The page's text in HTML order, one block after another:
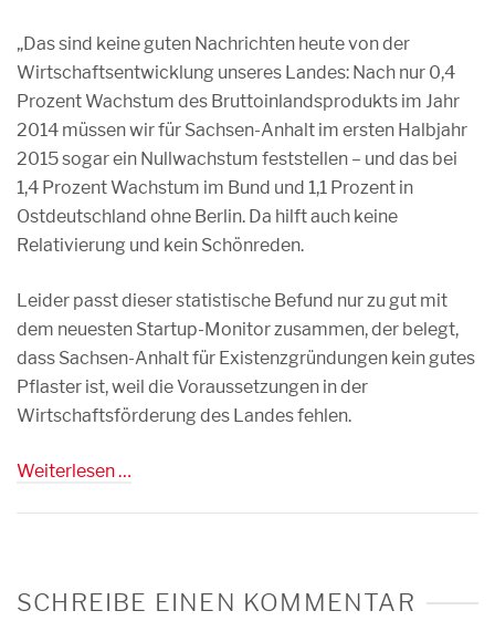
„Das sind keine guten Nachrichten heute von der
Wirtschaftsentwicklung unseres Landes: Nach nur 0,4
Prozent Wachstum des Bruttoinlandsprodukts im Jahr
2014 müssen wir für Sachsen-Anhalt im ersten Halbjahr
2015 sogar ein Nullwachstum feststellen – und das bei
1,4 Prozent Wachstum im Bund und 1,1 Prozent in
Ostdeutschland ohne Berlin. Da hilft auch keine
Relativierung und kein Schönreden.
Leider passt dieser statistische Befund nur zu gut mit
dem neuesten Startup-Monitor zusammen, der belegt,
dass Sachsen-Anhalt für Existenzgründungen kein gutes
Pflaster ist, weil die Voraussetzungen in der
Wirtschaftsförderung des Landes fehlen.
Weiterlesen …
SCHREIBE EINEN KOMMENTAR